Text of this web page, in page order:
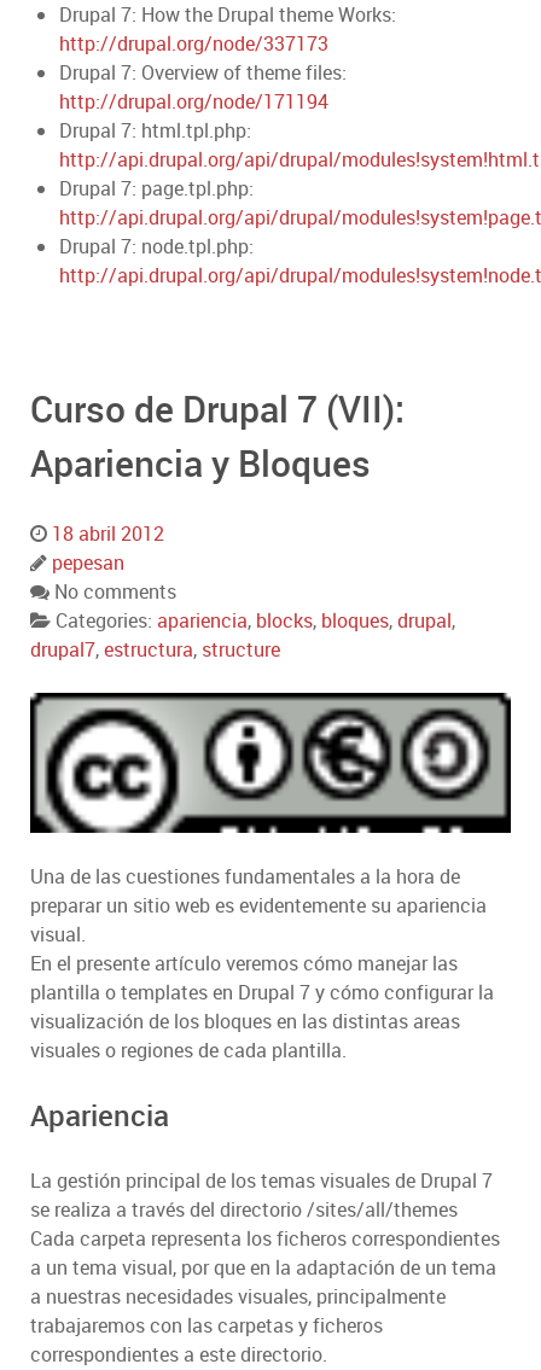
Drupal 7: How the Drupal theme Works:
http://drupal.org/node/337173
Drupal 7: Overview of theme files:
http://drupal.org/node/171194
Drupal 7: html.tpl.php:
http://api.drupal.org/api/drupal/
Drupal 7: page.tpl.php:
http://api.drupal.org/api/drupal/
Drupal 7: node.tpl.php:
http://api.drupal.org/api/drupal/
Curso de Drupal 7 (VII):
Apariencia y Bloques
18 abril 2012
pepesan
No comments
Categories: apariencia, blocks, bloques,drupal,
drupal7,estructura, structure
Una de las cuestiones fundamentales a la hora de
preparar un sitio web es evidentemente su apariencia
visual.
En el presente artículo veremos cómo manejar las
plantilla o templates en Drupal 7 y cómo configurar la
visualización de los bloques en las distintas areas
visuales o regiones de cada plantilla.
Apariencia
La gestión principal de los temas visuales de Drupal 7
se realiza a través del directorio /sites/all/themes
Cada carpeta representa los ficheros correspondientes
a un tema visual, por que en la adaptación de un tema
a nuestras necesidades visuales, principalmente
trabajaremos con las carpetas y ficheros
correspondientes a este directorio.